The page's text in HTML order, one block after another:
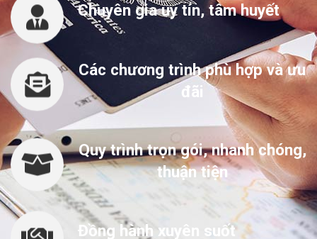
Chuyên gia uy tín, tâm huyết
Các chương trình phù hợp và ưu
đãi
Quy trình trọn gói, nhanh chóng,
thuận tiện
Đồng hành xuyên suốt